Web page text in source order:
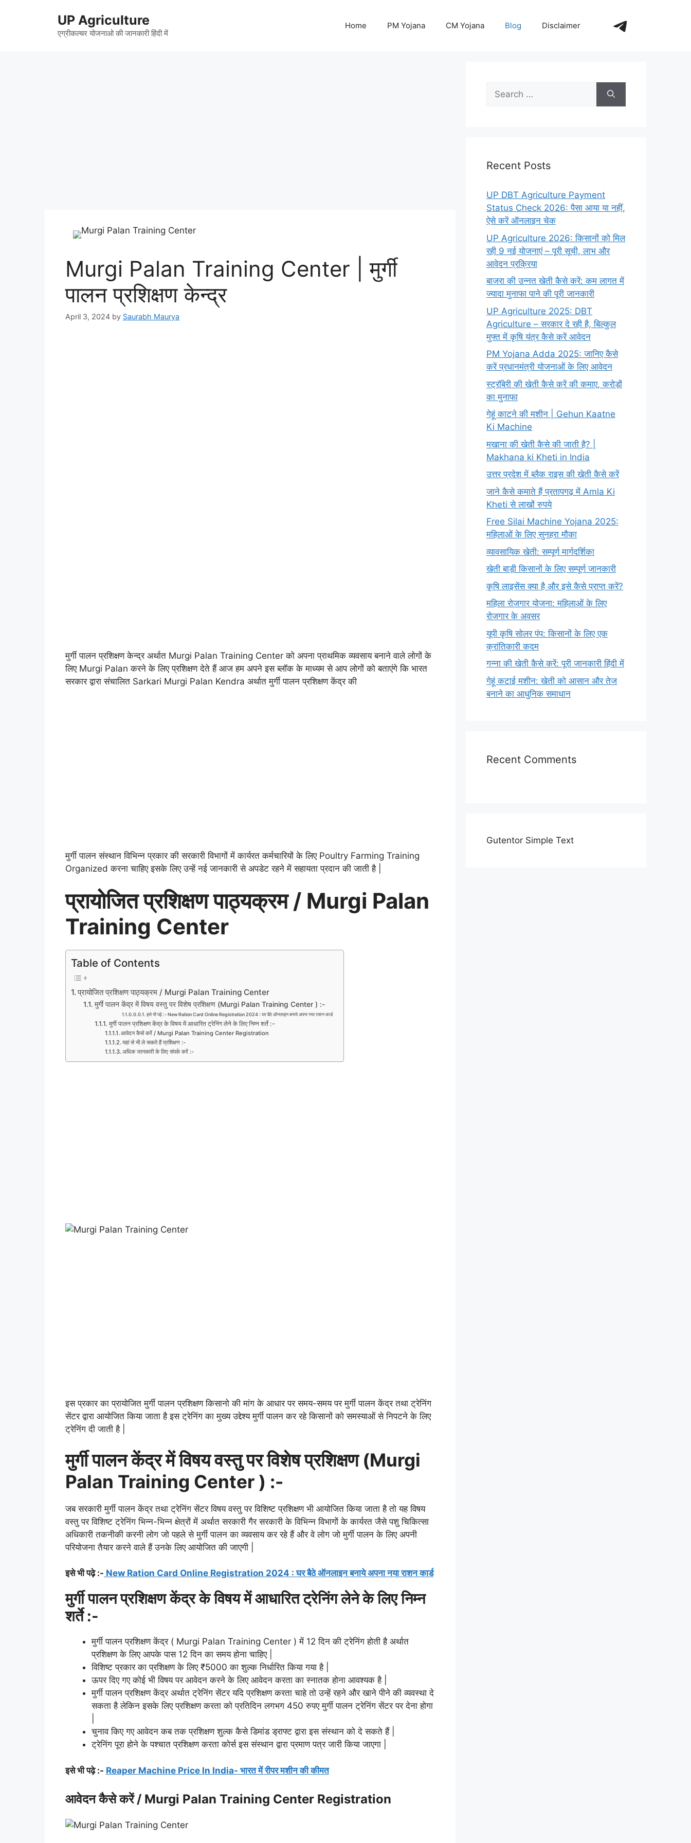
UP Agriculture
एग्रीकल्चर योजनाओ की जानकारी हिंदी में
Home PM Yojana CM Yojana Blog Disclaimer https://t.me/
Murgi Palan Training Center | मुर्गी
पालन प्रशिक्षण केन्द्र
April 3, 2024 by Saurabh Maurya
मुर्गी पालन प्रशिक्षण केन्द्र अर्थात Murgi Palan Training Center को अपना प्राथमिक व्यवसाय बनाने वाले लोगों के
लिए Murgi Palan करने के लिए प्रशिक्षण देते हैं आज हम अपने इस ब्लॉक के माध्यम से आप लोगों को बताएंगे कि भारत
सरकार द्वारा संचालित Sarkari Murgi Palan Kendra अर्थात मुर्गी पालन प्रशिक्षण केंद्र की
मुर्गी पालन संस्थान विभिन्न प्रकार की सरकारी विभागों में कार्यरत कर्मचारियों के लिए Poultry Farming Training
Organized करना चाहिए इसके लिए उन्हें नई जानकारी से अपडेट रहने में सहायता प्रदान की जाती है |
प्रायोजित प्रशिक्षण पाठ्यक्रम / Murgi Palan
Training Center
Table of Contents
प्रायोजित प्रशिक्षण पाठ्यक्रम / Murgi Palan Training Center
मुर्गी पालन केंद्र में विषय वस्तु पर विशेष प्रशिक्षण (Murgi Palan Training Center ) :-
इसे भी पढ़े :- New Ration Card Online Registration 2024 : घर बैठे ऑनलाइन बनाये अपना नया राशन कार्ड
मुर्गी पालन प्रशिक्षण केंद्र के विषय में आधारित ट्रेनिंग लेने के लिए निम्न शर्ते :-
आवेदन कैसे करें / Murgi Palan Training Center Registration
यहां से भी ले सकते हैं प्रशिक्षण :-
अधिक जानकारी के लिए संपर्क करें :-
इस प्रकार का प्रायोजित मुर्गी पालन प्रशिक्षण किसानो की मांग के आधार पर समय-समय पर मुर्गी पालन केंद्र तथा ट्रेनिंग
सेंटर द्वारा आयोजित किया जाता है इस ट्रेनिंग का मुख्य उद्देश्य मुर्गी पालन कर रहे किसानों को समस्याओं से निपटने के लिए
ट्रेनिंग दी जाती है |
मुर्गी पालन केंद्र में विषय वस्तु पर विशेष प्रशिक्षण (Murgi
Palan Training Center ) :-
जब सरकारी मुर्गी पालन केंद्र तथा ट्रेनिंग सेंटर विषय वस्तु पर विशिष्ट प्रशिक्षण भी आयोजित किया जाता है तो यह विषय
वस्तु पर विशिष्ट ट्रेनिंग भिन्न-भिन्न क्षेत्रों में अर्थात सरकारी गैर सरकारी के विभिन्न विभागों के कार्यरत जैसे पशु चिकित्सा
अधिकारी तकनीकी करनी लोग जो पहले से मुर्गी पालन का व्यवसाय कर रहे हैं और वे लोग जो मुर्गी पालन के लिए अपनी
परियोजना तैयार करने वाले हैं उनके लिए आयोजित की जाएगी |
इसे भी पढ़े :- New Ration Card Online Registration 2024 : घर बैठे ऑनलाइन बनाये अपना नया राशन कार्ड
मुर्गी पालन प्रशिक्षण केंद्र के विषय में आधारित ट्रेनिंग लेने के लिए निम्न
शर्ते :-
मुर्गी पालन प्रशिक्षण केंद्र ( Murgi Palan Training Center ) में 12 दिन की ट्रेनिंग होती है अर्थात
प्रशिक्षण के लिए आपके पास 12 दिन का समय होना चाहिए |
विशिष्ट प्रकार का प्रशिक्षण के लिए ₹5000 का शुल्क निर्धारित किया गया है |
ऊपर दिए गए कोई भी विषय पर आवेदन करने के लिए आवेदन करता का स्नातक होना आवश्यक है |
मुर्गी पालन प्रशिक्षण केंद्र अर्थात ट्रेनिंग सेंटर यदि प्रशिक्षण करता चाहे तो उन्हें रहने और खाने पीने की व्यवस्था दे
सकता है लेकिन इसके लिए प्रशिक्षण करता को प्रतिदिन लगभग 450 रुपए मुर्गी पालन ट्रेनिंग सेंटर पर देना होगा
चुनाव किए गए आवेदन कब तक प्रशिक्षण शुल्क कैसे डिमांड ड्राफ्ट द्वारा इस संस्थान को दे सकते हैं |
ट्रेनिंग पूरा होने के पश्चात प्रशिक्षण करता कोर्स इस संस्थान द्वारा प्रमाण पत्र जारी किया जाएगा |
इसे भी पढ़े :- Reaper Machine Price In India- भारत में रीपर मशीन की कीमत
आवेदन कैसे करें / Murgi Palan Training Center Registration
Search
for:
Recent Posts
UP DBT Agriculture Payment
Status Check 2026: पैसा आया या नहीं,
ऐसे करें ऑनलाइन चेक
UP Agriculture 2026: किसानों को मिल
रही 9 नई योजनाएं – पूरी सूची, लाभ और
आवेदन प्रक्रिया
बाजरा की उन्नत खेती कैसे करें: कम लागत में
ज्यादा मुनाफा पाने की पूरी जानकारी
UP Agriculture 2025: DBT
Agriculture – सरकार दे रही है, बिल्कुल
मुफ्त में कृषि यंत्र कैसे करें आवेदन
PM Yojana Adda 2025: जानिए कैसे
करें प्रधानमंत्री योजनाओं के लिए आवेदन
स्ट्रॉबेरी की खेती कैसे करें की कमाए, करोड़ों
का मुनाफा
गेहूं काटने की मशीन | Gehun Kaatne
Ki Machine
मखाना की खेती कैसे की जाती है? |
Makhana ki Kheti in India
उत्तर प्रदेश में ब्लैक राइस की खेती कैसे करें
जाने कैसे कमाते हैं प्रतापगढ़ में Amla Ki
Kheti से लाखों रुपये
Free Silai Machine Yojana 2025:
महिलाओं के लिए सुनहरा मौका
व्यावसायिक खेती: सम्पूर्ण मार्गदर्शिका
खेती बाड़ी किसानों के लिए सम्पूर्ण जानकारी
कृषि लाइसेंस क्या है और इसे कैसे प्राप्त करें?
महिला रोजगार योजना: महिलाओं के लिए
रोजगार के अवसर
यूपी कृषि सोलर पंप: किसानों के लिए एक
क्रांतिकारी कदम
गन्ना की खेती कैसे करें: पूरी जानकारी हिंदी में
गेहूं कटाई मशीन: खेती को आसान और तेज
बनाने का आधुनिक समाधान
Recent Comments
Gutentor Simple Text